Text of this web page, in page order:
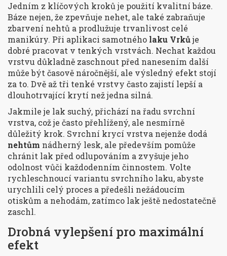
Jedním z klíčových kroků je použití kvalitní báze.
Báze nejen, že zpevňuje nehet, ale také zabraňuje
zbarvení nehtů a prodlužuje trvanlivost celé
manikúry. Při aplikaci samotného laku Vrkůje
dobré pracovat v tenkých vrstvách. Nechat každou
vrstvu důkladně zaschnout před nanesením další
může být časově náročnější, ale výsledný efekt stojí
za to. Dvě až tři tenké vrstvy často zajistí lepší a
dlouhotrvající krytí než jedna silná.
Jakmile je lak suchý, přichází na řadu svrchní
vrstva, což je často přehlížený, ale nesmírně
důležitý krok. Svrchní krycí vrstva nejenže dodá
nehtům nádherný lesk, ale především pomůže
chránit lak před odlupováním a zvyšuje jeho
odolnost vůči každodenním činnostem. Volte
rychleschnoucí variantu svrchního laku, abyste
urychlili celý proces a předešli nežádoucím
otiskům a nehodám, zatímco lak ještě nedostatečně
zaschl.
Drobná vylepšení pro maximální
efekt